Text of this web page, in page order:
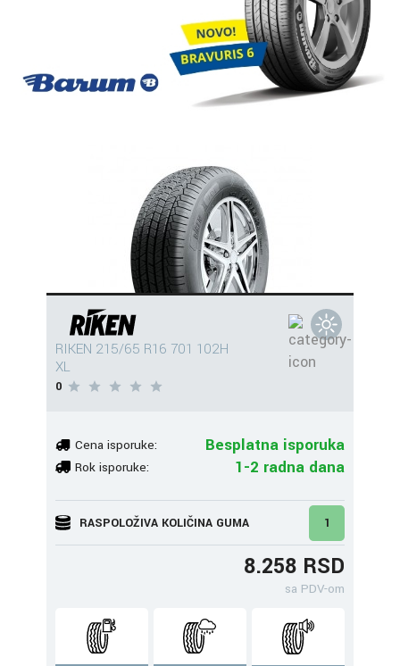
RIKEN 215/65 R16 701 102H
XL
0
Cena isporuke: Besplatna isporuka
Rok isporuke: 1-2 radna dana
RASPOLOŽIVA KOLIČINA GUMA 1
8.258 RSD
sa PDV-om